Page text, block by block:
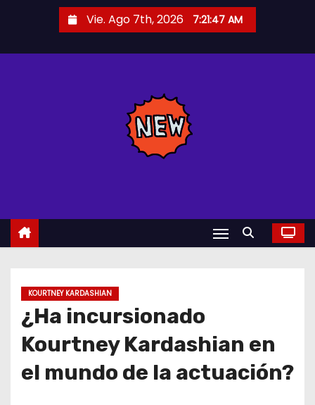
e
Vie. Ago 7th, 2026 7:21:48 AM
KOURTNEY KARDASHIAN
¿Ha incursionado
Kourtney Kardashian en
el mundo de la actuación?